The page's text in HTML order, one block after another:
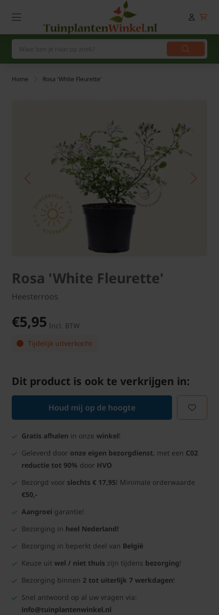
Home Rosa 'White Fleurette'
Rosa 'White Fleurette'
Heesterroos
€5,95 Incl. BTW
Tijdelijk uitverkocht
Dit product is ook te verkrijgen in:
Houd mij op de hoogte
Gratis afhalen in onze winkel!
Geleverd door onze eigen bezorgdienst, met een C02
reductie tot 90% door HVO
Bezorgd voor slechts € 17,95! Minimale orderwaarde
€50,-
Aangroei garantie!
Bezorging in heel Nederland!
Bezorging in beperkt deel van België
Keuze uit wel / niet thuis zijn tijdens bezorging!
Bezorging binnen 2 tot uiterlijk 7 werkdagen!
Snel antwoord op al uw vragen via:
info@tuinplantenwinkel.nl